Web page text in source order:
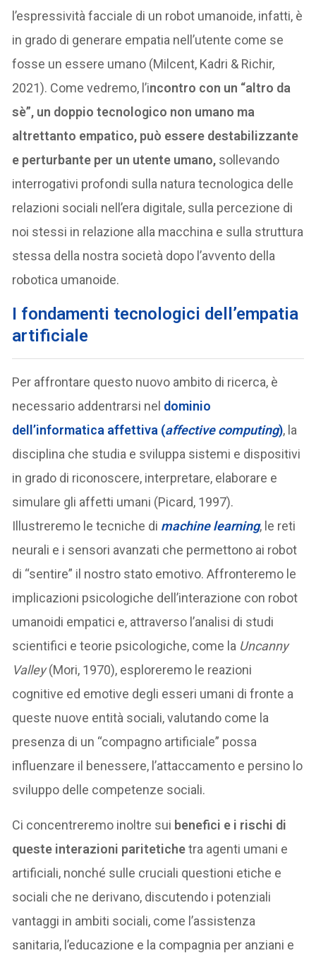
l’espressività facciale di un robot umanoide, infatti, è
in grado di generare empatia nell’utente come se
fosse un essere umano (Milcent, Kadri & Richir,
2021). Come vedremo, l’incontro con un “altro da
sè”, un doppio tecnologico non umano ma
altrettanto empatico, può essere destabilizzante
e perturbante per un utente umano, sollevando
interrogativi profondi sulla natura tecnologica delle
relazioni sociali nell’era digitale, sulla percezione di
noi stessi in relazione alla macchina e sulla struttura
stessa della nostra società dopo l’avvento della
robotica umanoide.
I fondamenti tecnologici dell’empatia
artificiale
Per affrontare questo nuovo ambito di ricerca, è
necessario addentrarsi nel dominio
dell’informatica affettiva (affective computing), la
disciplina che studia e sviluppa sistemi e dispositivi
in grado di riconoscere, interpretare, elaborare e
simulare gli affetti umani (Picard, 1997).
Illustreremo le tecniche di machine learning, le reti
neurali e i sensori avanzati che permettono ai robot
di “sentire” il nostro stato emotivo. Affronteremo le
implicazioni psicologiche dell’interazione con robot
umanoidi empatici e, attraverso l’analisi di studi
scientifici e teorie psicologiche, come la Uncanny
Valley(Mori, 1970), esploreremo le reazioni
cognitive ed emotive degli esseri umani di fronte a
queste nuove entità sociali, valutando come la
presenza di un “compagno artificiale” possa
influenzare il benessere, l’attaccamento e persino lo
sviluppo delle competenze sociali.
Ci concentreremo inoltre sui benefici e i rischi di
queste interazioni paritetichetra agenti umani e
artificiali, nonché sulle cruciali questioni etiche e
sociali che ne derivano, discutendo i potenziali
vantaggi in ambiti sociali, come l’assistenza
sanitaria, l’educazione e la compagnia per anziani e